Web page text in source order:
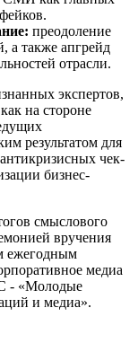
преодоление
а также апгрейд
отрасли.
экспертов,
на стороне
результатом для
чек-
бизнес-
смыслового
вручения
ежегодным
медиа
- «Молодые
и медиа».